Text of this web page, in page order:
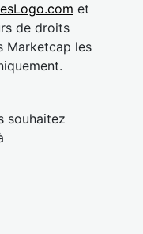
et
de droits
Marketcap les
souhaitez